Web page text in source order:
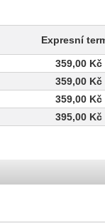
Expresní
359,00 Kč
359,00 Kč
359,00 Kč
395,00 Kč